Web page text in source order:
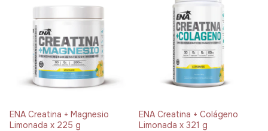
ENA Creatina + Magnesio
Limonada x 225 g
ENA Creatina + Colágeno
Limonada x 321 g